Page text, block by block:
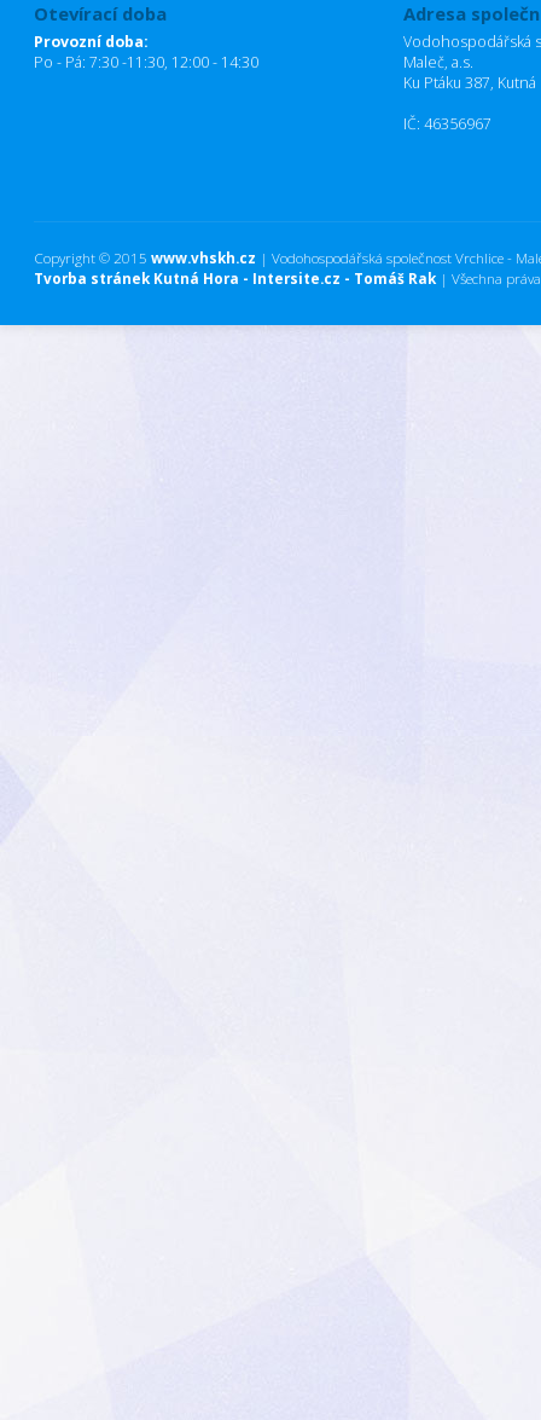
Otevírací doba
Provozní doba:
Po - Pá: 7:30 -11:30, 12:00 - 14:30
Adresa
Vodohospodářská
Maleč, a.s.
Ku Ptáku 387,
IČ: 46356967
Copyright © 2015 www.vhskh.cz | Vodohospodářská společnost Vrchlice -
Tvorba stránek Kutná Hora - Intersite.cz - Tomáš Rak | Všechna